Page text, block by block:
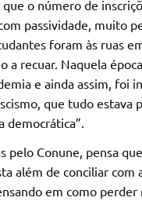
o número de
passividade, muito
foram às ruas
a recuar. Naquela
e ainda assim, foi
que tudo estava
democrática”.
pelo Conune, pensa
além de conciliar com
em como